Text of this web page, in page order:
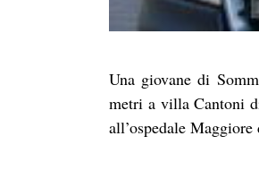
Una giovane di
metri a villa Cantoni
all’ospedale Maggiore